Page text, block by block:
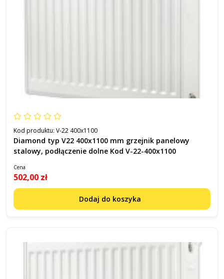
Kod produktu: V-22 400x1100
Diamond typ V22 400x1100 mm grzejnik panelowy
stalowy, podłączenie dolne Kod V-22-400x1100
Cena
502,00 zł
Dodaj do koszyka